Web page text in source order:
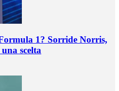
1? Sorride Norris,
scelta